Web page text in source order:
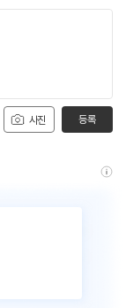
사진 등록